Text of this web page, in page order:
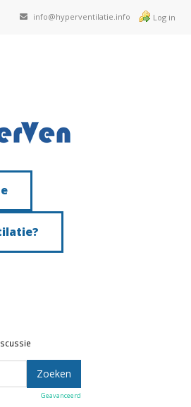
info@hyperventilatie.info Log in
Geavanceerd